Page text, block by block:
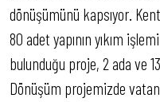
dönüşümünü kapsıyor.
80 adet yapının yıkım
bulunduğu proje, 2 ada ve
Dönüşüm projemizde